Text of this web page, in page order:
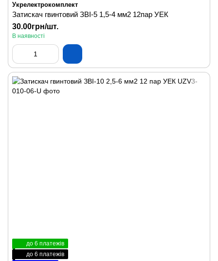
Укрелектрокомплект
Затискач гвинтовий ЗВІ-5 1,5-4 мм2 12пар УЕК
30.00грн/шт.
В наявності
до 6 платежів
до 6 платежів